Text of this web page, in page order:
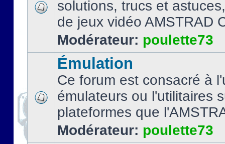
solutions, trucs et
de jeux vidéo AMSTRAD
Modérateur: poulette73
Émulation
Ce forum est consacré à
émulateurs ou l'utilitaires
plateformes que
Modérateur: poulette73